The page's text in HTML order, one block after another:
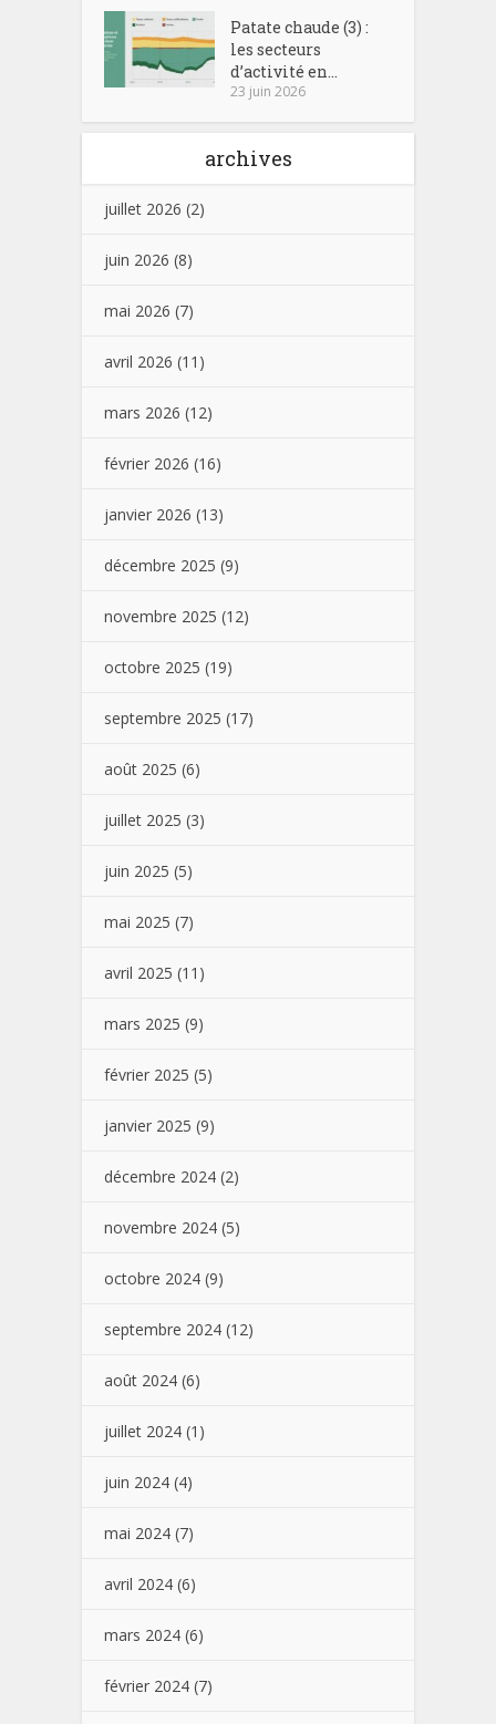
Patate chaude (3) :
les secteurs
d’activité en...
23 juin 2026
archives
juillet 2026 (2)
juin 2026 (8)
mai 2026 (7)
avril 2026 (11)
mars 2026 (12)
février 2026 (16)
janvier 2026 (13)
décembre 2025 (9)
novembre 2025 (12)
octobre 2025 (19)
septembre 2025 (17)
août 2025 (6)
juillet 2025 (3)
juin 2025 (5)
mai 2025 (7)
avril 2025 (11)
mars 2025 (9)
février 2025 (5)
janvier 2025 (9)
décembre 2024 (2)
novembre 2024 (5)
octobre 2024 (9)
septembre 2024 (12)
août 2024 (6)
juillet 2024 (1)
juin 2024 (4)
mai 2024 (7)
avril 2024 (6)
mars 2024 (6)
février 2024 (7)